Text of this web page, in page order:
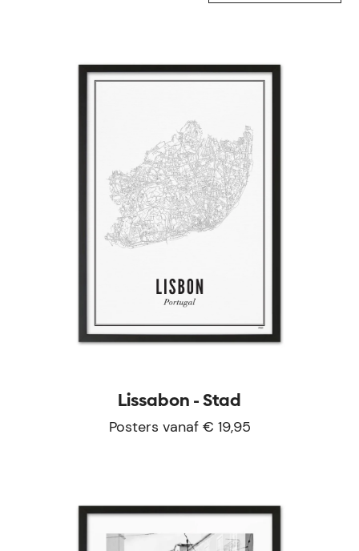
Lissabon - Stad
Posters vanaf € 19,95